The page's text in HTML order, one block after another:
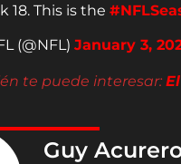
18. This is the
(@NFL) January 3,
te puede interesar:
Guy